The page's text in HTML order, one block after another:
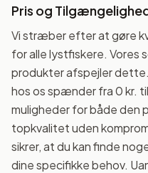
Pris og
Vi stræber efter at gøre
for alle lystfiskere. Vores
produkter afspejler
hos os spænder fra 0 kr.
muligheder for både den
topkvalitet uden
sikrer, at du kan finde
dine specifikke behov.